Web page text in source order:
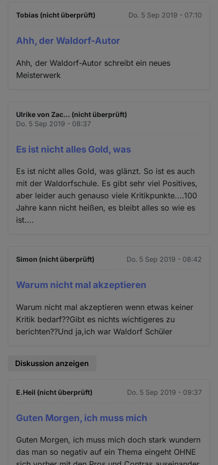
Tobias (nicht überprüft) Do. 5 Sep 2019 - 07:10
Ahh, der Waldorf-Autor
Ahh, der Waldorf-Autor schreibt ein neues
Meisterwerk
Ulrike von Zac… (nicht überprüft)
Do. 5 Sep 2019 - 08:37
Es ist nicht alles Gold, was
Es ist nicht alles Gold, was glänzt. So ist es auch
mit der Waldorfschule. Es gibt sehr viel Positives,
aber leider auch genauso viele Kritikpunkte....100
Jahre kann nicht heißen, es bleibt alles so wie es
ist....
Simon (nicht überprüft) Do. 5 Sep 2019 - 08:42
Warum nicht mal akzeptieren
Warum nicht mal akzeptieren wenn etwas keiner
Kritik bedarf??Gibt es nichts wichtigeres zu
berichten??Und ja,ich war Waldorf Schüler
Diskussion anzeigen
E.Heil (nicht überprüft) Do. 5 Sep 2019 - 09:37
Guten Morgen, ich muss mich
Guten Morgen, ich muss mich doch stark wundern
das man so negativ auf ein Thema eingeht OHNE